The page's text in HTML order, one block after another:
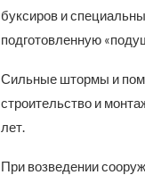
буксиров и
подготовленную
Сильные штормы и
строительство и
лет.
При возведении